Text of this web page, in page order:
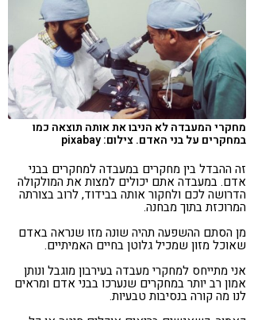
מחקרי המעבדה לא הניבו את אותה תוצאה כמו
במחקרים על בני האדם. צילום: pixabay
זה ההבדל בין מחקרים במעבדה למחקרים בבני
אדם. במעבדה אתם יכולים למצות את המולקולה
הדרושה לכם ולחקור אותה בבידוד, לרוב בצורתה
המרוכזת בתוך מבחנה.
מן הסתם ההשפעה תהיה שונה מזו שנראה באדם
שאוכל מזון שמכיל גלוטן בחיים האמיתיים.
אני מתייחס למחקרי מעבדה בעירבון מוגבל ונותן
אמון רב יותר במחקרים שנערכו בבני אדם ומראים
לנו מה קורה בנסיבות טבעיות.